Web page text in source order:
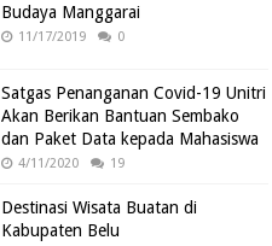
Budaya Manggarai
11/17/2019 0
Satgas Penanganan Covid-19 Unitri
Akan Berikan Bantuan Sembako
dan Paket Data kepada Mahasiswa
4/11/2020 19
Destinasi Wisata Buatan di
Kabupaten Belu